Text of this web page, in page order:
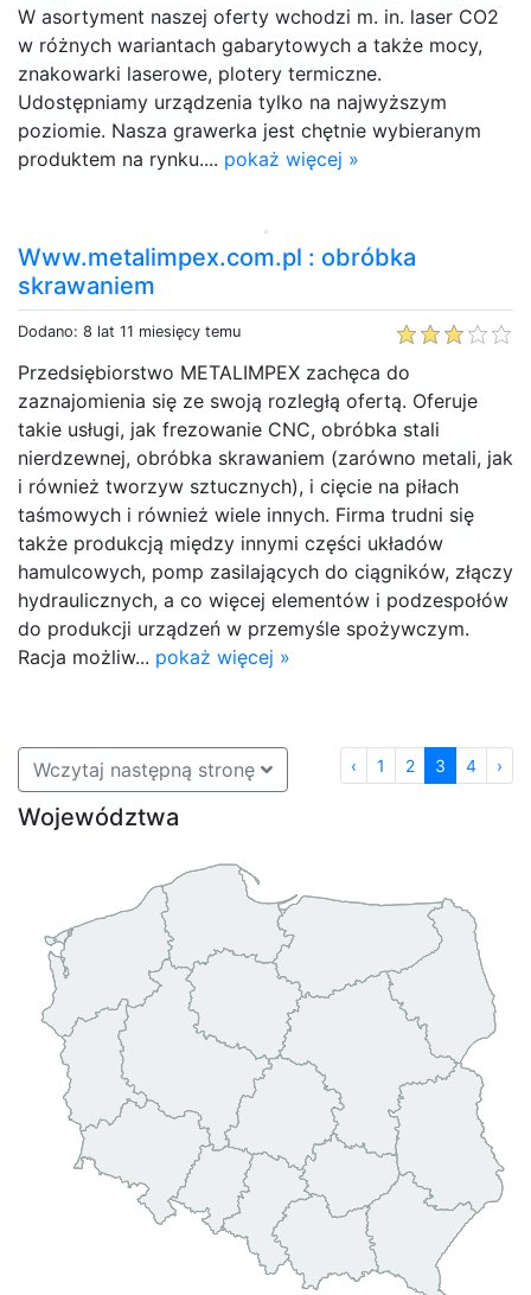
W asortyment naszej oferty wchodzi m. in. laser CO2
w różnych wariantach gabarytowych a także mocy,
znakowarki laserowe, plotery termiczne.
Udostępniamy urządzenia tylko na najwyższym
poziomie. Nasza grawerka jest chętnie wybieranym
produktem na rynku.... pokaż więcej »
Www.metalimpex.com.pl : obróbka
skrawaniem
Dodano: 8 lat 11 miesięcy temu
Przedsiębiorstwo METALIMPEX zachęca do
zaznajomienia się ze swoją rozległą ofertą. Oferuje
takie usługi, jak frezowanie CNC, obróbka stali
nierdzewnej, obróbka skrawaniem (zarówno metali, jak
i również tworzyw sztucznych), i cięcie na piłach
taśmowych i również wiele innych. Firma trudni się
także produkcją między innymi części układów
hamulcowych, pomp zasilających do ciągników, złączy
hydraulicznych, a co więcej elementów i podzespołów
do produkcji urządzeń w przemyśle spożywczym.
Racja możliw... pokaż więcej »
Wczytaj następną stronę ‹ 1 2 3 4 ›
Województwa